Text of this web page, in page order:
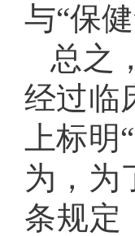
与“保
总之
经过临
上标
为，为
条规定